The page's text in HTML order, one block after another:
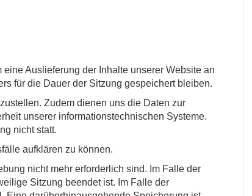
Auslieferung der Inhalte unserer Website an
für die Dauer der Sitzung gespeichert bleiben.
Zudem dienen uns die Daten zur
unserer informationstechnischen Systeme.
nicht statt.
aufklären zu können.
nicht mehr erforderlich sind. Im Falle der
Sitzung beendet ist. Im Falle der